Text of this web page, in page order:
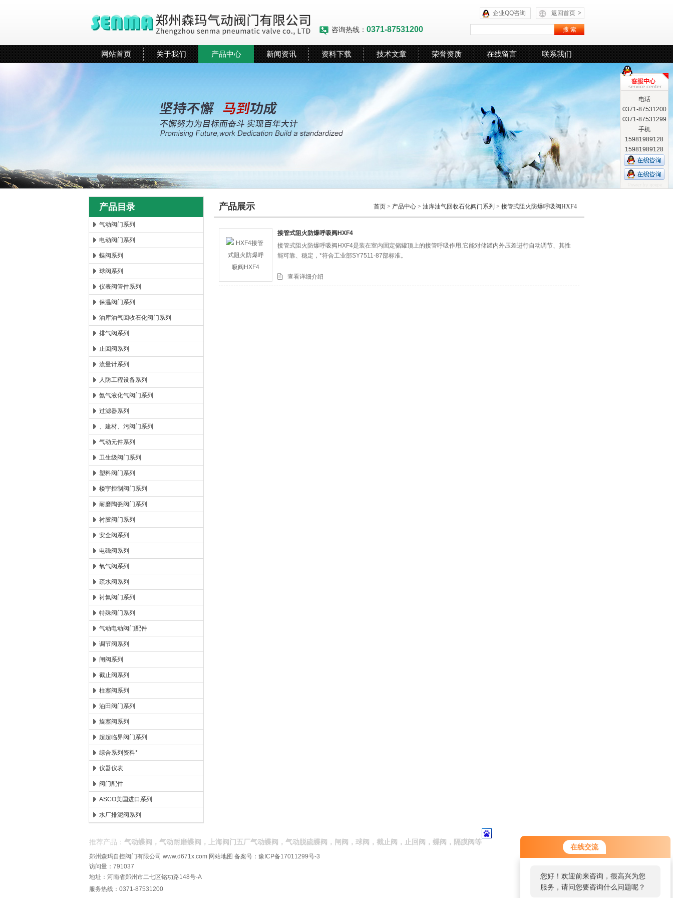
在线交流
您好！欢迎前来咨询，很高兴为您
服务，请问您要咨询什么问题呢？
郑州森玛自控阀门有限公司
返回首页 >
企业QQ咨询
咨询热线： 0371-87531200
网站首页 关于我们 产品中心 新闻资讯 资料下载 技术文章 荣誉资质 在线留言 联系我们
产品目录
气动阀门系列
电动阀门系列
蝶阀系列
球阀系列
仪表阀管件系列
保温阀门系列
油库油气回收石化阀门系列
排气阀系列
止回阀系列
流量计系列
人防工程设备系列
氨气液化气阀门系列
过滤器系列
、建材、污阀门系列
气动元件系列
卫生级阀门系列
塑料阀门系列
楼宇控制阀门系列
耐磨陶瓷阀门系列
衬胶阀门系列
安全阀系列
电磁阀系列
氧气阀系列
疏水阀系列
衬氟阀门系列
特殊阀门系列
气动电动阀门配件
调节阀系列
闸阀系列
截止阀系列
柱塞阀系列
油田阀门系列
旋塞阀系列
超超临界阀门系列
综合系列资料*
仪器仪表
阀门配件
ASCO美国进口系列
水厂排泥阀系列
产品展示 首页 > 产品中心 > 油库油气回收石化阀门系列 > 接管式阻火防爆呼吸阀HXF4
接管式阻火防爆呼吸阀HXF4
接管式阻火防爆呼吸阀HXF4是装在室内固定储罐顶上的接管呼吸作用,它能对储罐内外压差进行自动调节、其性
能可靠、稳定，*符合工业部SY7511-87部标准。
查看详细介绍
推荐产品： 气动蝶阀，气动耐磨蝶阀，上海阀门五厂气动蝶阀，气动脱硫蝶阀，闸阀，球阀，截止阀，止回阀，蝶阀，隔膜阀等
郑州森玛自控阀门有限公司 www.d671x.com 网站地图 备案号： 豫ICP备17011299号-3
访问量：791037
地址：河南省郑州市二七区铭功路148号-A
服务热线：0371-87531200
电话
0371-87531200
0371-87531299
手机
15981989128
15981989128